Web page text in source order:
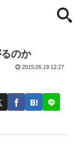
のか
2015.05.19 12:27